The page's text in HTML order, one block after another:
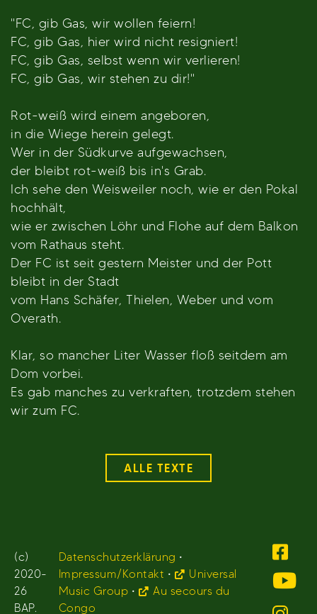
"FC, gib Gas, wir wollen feiern!
FC, gib Gas, hier wird nicht resigniert!
FC, gib Gas, selbst wenn wir verlieren!
FC, gib Gas, wir stehen zu dir!"
Rot-weiß wird einem angeboren,
in die Wiege herein gelegt.
Wer in der Südkurve aufgewachsen,
der bleibt rot-weiß bis in's Grab.
Ich sehe den Weisweiler noch, wie er den Pokal
hochhält,
wie er zwischen Löhr und Flohe auf dem Balkon
vom Rathaus steht.
Der FC ist seit gestern Meister und der Pott
bleibt in der Stadt
vom Hans Schäfer, Thielen, Weber und vom
Overath.
Klar, so mancher Liter Wasser floß seitdem am
Dom vorbei.
Es gab manches zu verkraften, trotzdem stehen
wir zum FC.
ALLE TEXTE
(c)
2020-
26
BAP.
Datenschutzerklärung •
Impressum/Kontakt •
Universal
Music Group •
Au secours du
Congo